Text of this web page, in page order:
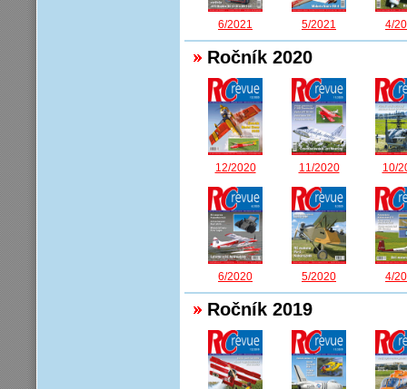
6/2021 5/2021 4/
Ročník 2020
12/2020 11/2020 10/
6/2020 5/2020 4/
Ročník 2019